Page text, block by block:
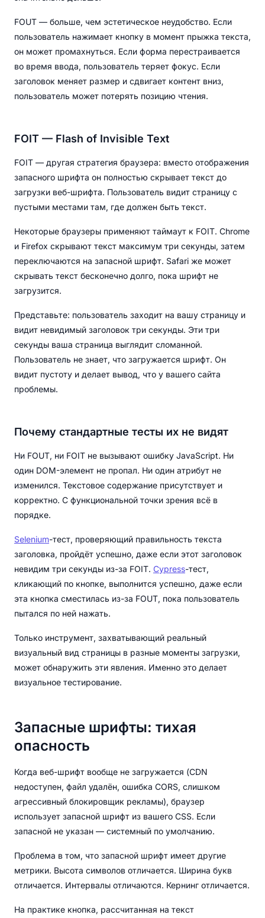
FOUT — больше, чем эстетическое неудобство. Если
пользователь нажимает кнопку в момент прыжка текста,
он может промахнуться. Если форма перестраивается
во время ввода, пользователь теряет фокус. Если
заголовок меняет размер и сдвигает контент вниз,
пользователь может потерять позицию чтения.
FOIT — Flash of Invisible Text
FOIT — другая стратегия браузера: вместо отображения
запасного шрифта он полностью скрывает текст до
загрузки веб-шрифта. Пользователь видит страницу с
пустыми местами там, где должен быть текст.
Некоторые браузеры применяют таймаут к FOIT. Chrome
и Firefox скрывают текст максимум три секунды, затем
переключаются на запасной шрифт. Safari же может
скрывать текст бесконечно долго, пока шрифт не
загрузится.
Представьте: пользователь заходит на вашу страницу и
видит невидимый заголовок три секунды. Эти три
секунды ваша страница выглядит сломанной.
Пользователь не знает, что загружается шрифт. Он
видит пустоту и делает вывод, что у вашего сайта
проблемы.
Почему стандартные тесты их не видят
Ни FOUT, ни FOIT не вызывают ошибку JavaScript. Ни
один DOM-элемент не пропал. Ни один атрибут не
изменился. Текстовое содержание присутствует и
корректно. С функциональной точки зрения всё в
порядке.
Selenium-тест, проверяющий правильность текста
заголовка, пройдёт успешно, даже если этот заголовок
невидим три секунды из-за FOIT. Cypress-тест,
кликающий по кнопке, выполнится успешно, даже если
эта кнопка сместилась из-за FOUT, пока пользователь
пытался по ней нажать.
Только инструмент, захватывающий реальный
визуальный вид страницы в разные моменты загрузки,
может обнаружить эти явления. Именно это делает
визуальное тестирование.
Запасные шрифты: тихая
опасность
Когда веб-шрифт вообще не загружается (CDN
недоступен, файл удалён, ошибка CORS, слишком
агрессивный блокировщик рекламы), браузер
использует запасной шрифт из вашего CSS. Если
запасной не указан — системный по умолчанию.
Проблема в том, что запасной шрифт имеет другие
метрики. Высота символов отличается. Ширина букв
отличается. Интервалы отличаются. Кернинг отличается.
На практике кнопка, рассчитанная на текст